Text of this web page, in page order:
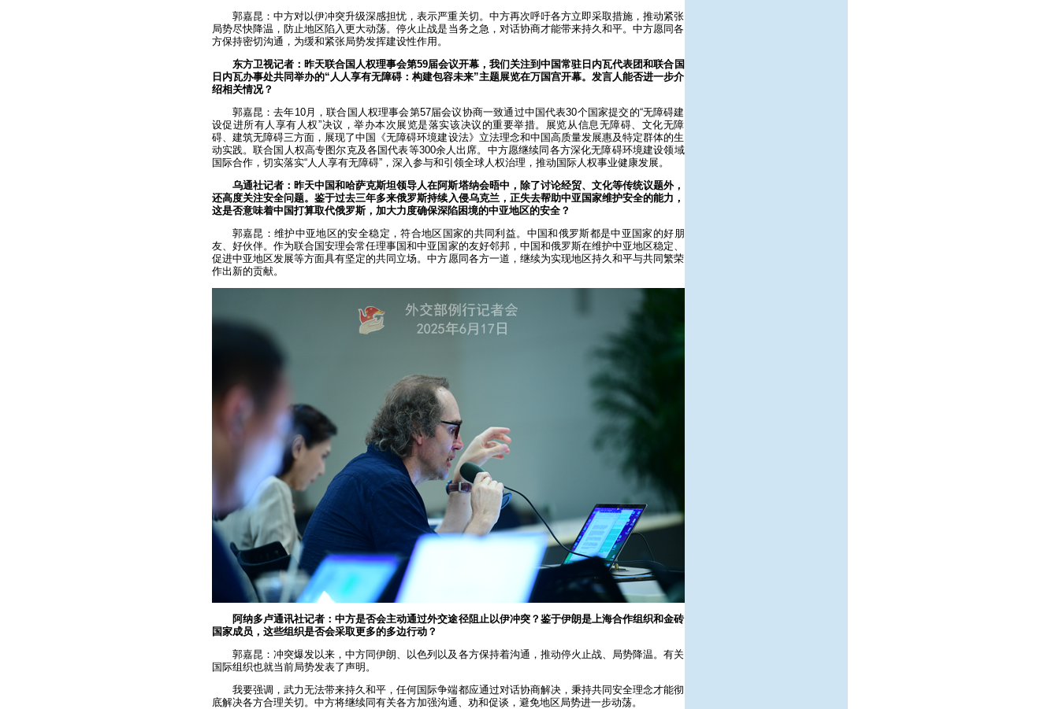
郭嘉昆：中方对以伊冲突升级深感担忧，表示严重关切。中方再次呼吁各方立即采取措施，推动紧张
局势尽快降温，防止地区陷入更大动荡。停火止战是当务之急，对话协商才能带来持久和平。中方愿同各
方保持密切沟通，为缓和紧张局势发挥建设性作用。
东方卫视记者：昨天联合国人权理事会第59届会议开幕，我们关注到中国常驻日内瓦代表团和联合国
日内瓦办事处共同举办的“人人享有无障碍：构建包容未来”主题展览在万国宫开幕。发言人能否进一步介
绍相关情况？
郭嘉昆：去年10月，联合国人权理事会第57届会议协商一致通过中国代表30个国家提交的“无障碍建
设促进所有人享有人权”决议，举办本次展览是落实该决议的重要举措。展览从信息无障碍、文化无障
碍、建筑无障碍三方面，展现了中国《无障碍环境建设法》立法理念和中国高质量发展惠及特定群体的生
动实践。联合国人权高专图尔克及各国代表等300余人出席。中方愿继续同各方深化无障碍环境建设领域
国际合作，切实落实“人人享有无障碍”，深入参与和引领全球人权治理，推动国际人权事业健康发展。
乌通社记者：昨天中国和哈萨克斯坦领导人在阿斯塔纳会晤中，除了讨论经贸、文化等传统议题外，
还高度关注安全问题。鉴于过去三年多来俄罗斯持续入侵乌克兰，正失去帮助中亚国家维护安全的能力，
这是否意味着中国打算取代俄罗斯，加大力度确保深陷困境的中亚地区的安全？
郭嘉昆：维护中亚地区的安全稳定，符合地区国家的共同利益。中国和俄罗斯都是中亚国家的好朋
友、好伙伴。作为联合国安理会常任理事国和中亚国家的友好邻邦，中国和俄罗斯在维护中亚地区稳定、
促进中亚地区发展等方面具有坚定的共同立场。中方愿同各方一道，继续为实现地区持久和平与共同繁荣
作出新的贡献。
阿纳多卢通讯社记者：中方是否会主动通过外交途径阻止以伊冲突？鉴于伊朗是上海合作组织和金砖
国家成员，这些组织是否会采取更多的多边行动？
郭嘉昆：冲突爆发以来，中方同伊朗、以色列以及各方保持着沟通，推动停火止战、局势降温。有关
国际组织也就当前局势发表了声明。
我要强调，武力无法带来持久和平，任何国际争端都应通过对话协商解决，秉持共同安全理念才能彻
底解决各方合理关切。中方将继续同有关各方加强沟通、劝和促谈，避免地区局势进一步动荡。